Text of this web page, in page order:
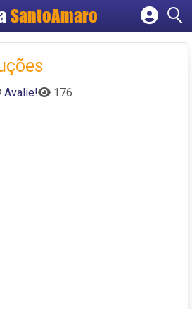
SantoAmaro
Cadastrar empresa
Fazer login
Criar conta
Avalie! 176